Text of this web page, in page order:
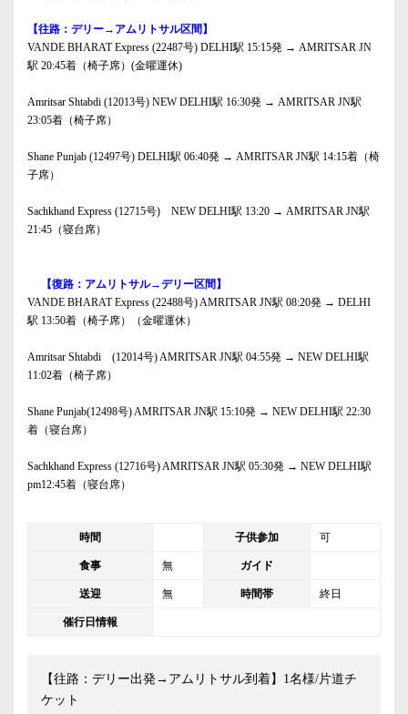
【往路：デリー→アムリトサル区間】
VANDE BHARAT Express (22487号) DELHI駅 15:15発 → AMRITSAR JN
駅 20:45着（椅子席）(金曜運休)
Amritsar Shtabdi (12013号) NEW DELHI駅 16:30発 → AMRITSAR JN駅
23:05着（椅子席）
Shane Punjab (12497号) DELHI駅 06:40発 → AMRITSAR JN駅 14:15着（椅
子席）
Sachkhand Express (12715号) NEW DELHI駅 13:20 → AMRITSAR JN駅
21:45（寝台席）
【復路：アムリトサル→デリー区間】
VANDE BHARAT Express (22488号) AMRITSAR JN駅 08:20発 → DELHI
駅 13:50着（椅子席）（金曜運休）
Amritsar Shtabdi (12014号) AMRITSAR JN駅 04:55発 → NEW DELHI駅
11:02着（椅子席）
Shane Punjab(12498号) AMRITSAR JN駅 15:10発 → NEW DELHI駅 22:30
着（寝台席）
Sachkhand Express (12716号) AMRITSAR JN駅 05:30発 → NEW DELHI駅
pm12:45着（寝台席）
時間 子供参加 可
食事 無 ガイド
送迎 無 時間帯 終日
催行日情報
【往路：デリー出発→アムリトサル到着】1名様/片道チ
ケット